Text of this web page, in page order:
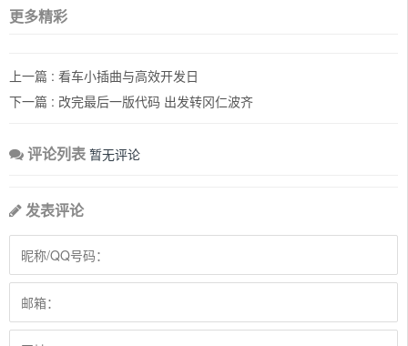
更多精彩
上一篇 : 看车小插曲与高效开发日
下一篇 : 改完最后一版代码 出发转冈仁波齐
评论列表 暂无评论
发表评论